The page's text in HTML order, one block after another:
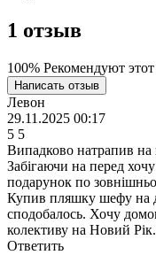
1 отзыв
100% Рекомендуют этот
Написать отзыв
Левон
29.11.2025 00:17
5 5
Випадково натрапив на
Забігаючи на перед
подарунок по
Купив пляшку шефу на
сподобалось. Хочу
колективу на Новий
Ответить